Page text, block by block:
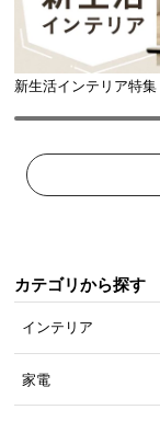
新生活インテリア特集
カテゴリから探す
インテリア
家電